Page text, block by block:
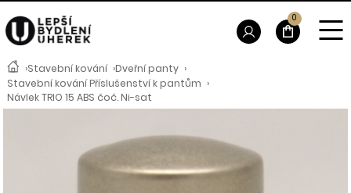
›Stavební kování ›Dveřní panty ›
Stavební kování Příslušenství k pantům ›
Návlek TRIO 15 ABS čoč. Ni-sat
0